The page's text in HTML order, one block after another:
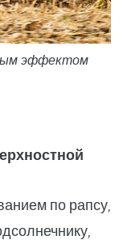
эффектом
по рапсу,